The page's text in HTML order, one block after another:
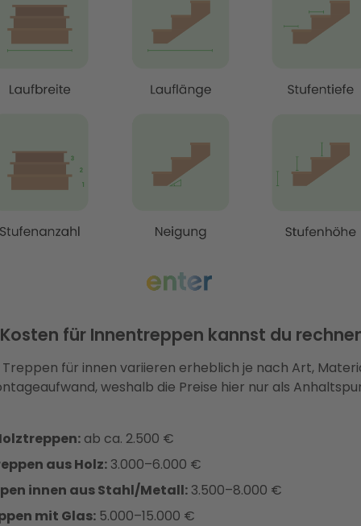
für Innentreppen kannst du
für innen variieren erheblich je nach Art,
weshalb die Preise hier nur als
ab ca. 2.500 €
aus Holz: 3.000–6.000 €
innen aus Stahl/Metall: 3.500–8.000 €
mit Glas: 5.000–15.000 €